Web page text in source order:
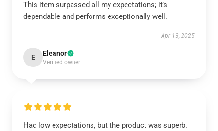
This item surpassed all my expectations; it’s
dependable and performs exceptionally well.
Apr 13, 2025
E Eleanor
Verified owner
Had low expectations, but the product was superb.